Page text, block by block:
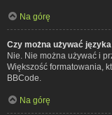
Na górę
Czy można używać
Nie. Nie można używać i
Większość formatowania,
BBCode.
Na górę